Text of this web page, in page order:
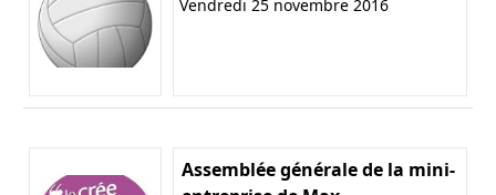
Vendredi 25 novembre 2016
Assemblée générale de la mini-